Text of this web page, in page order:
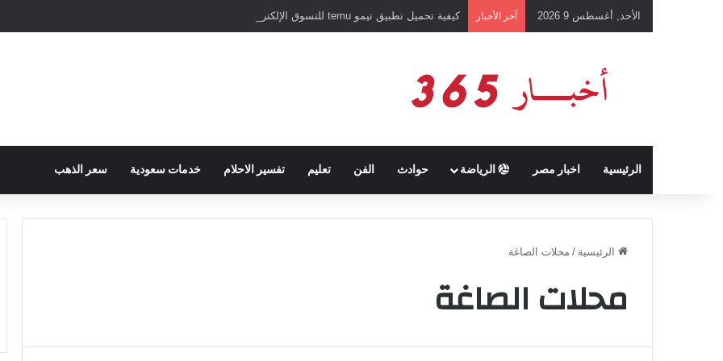
الأحد, أغسطس 9 2026 آخر الأخبار كيفية تحميل تطبيق تيمو temu للتسوق الإلكتروني عبر الإنترنت
الرئيسية اخبار مصر الرياضة حوادث الفن تعليم تفسير الاحلام خدمات سعودية سعر الذهب
الرئيسية / محلات الصاغة
محلات الصاغة